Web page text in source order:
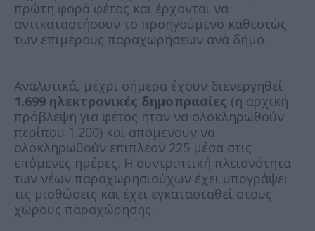
πρώτη φορά φέτος και έρχονται να
αντικαταστήσουν το προηγούμενο καθεστώς
των επιμέρους παραχωρήσεων ανά δήμο.
Αναλυτικά, μέχρι σήμερα έχουν διενεργηθεί
1.699 ηλεκτρονικές δημοπρασίες (η αρχική
πρόβλεψη για φέτος ήταν να ολοκληρωθούν
περίπου 1.200) και απομένουν να
ολοκληρωθούν επιπλέον 225 μέσα στις
επόμενες ημέρες. Η συντριπτική πλειονότητα
των νέων παραχωρησιούχων έχει υπογράψει
τις μισθώσεις και έχει εγκατασταθεί στους
χώρους παραχώρησης.